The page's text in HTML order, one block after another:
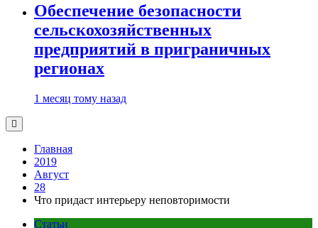
Обеспечение безопасности
сельскохозяйственных
предприятий в приграничных
регионах
1 месяц тому назад
Главная
2019
Август
28
Что придаст интерьеру неповторимости
Статьи